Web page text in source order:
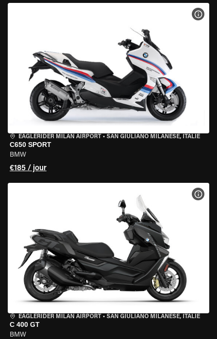
EAGLERIDER MILAN AIRPORT • SAN GIULIANO MILANESE, ITALIE
C650 SPORT
BMW
€185 / jour
EAGLERIDER MILAN AIRPORT • SAN GIULIANO MILANESE, ITALIE
C 400 GT
BMW